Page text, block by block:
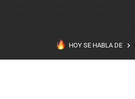
HOY SE HABLA DE